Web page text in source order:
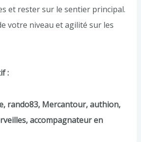
et rester sur le sentier principal.
votre niveau et agilité sur les
:
rando83, Mercantour, authion,
accompagnateur en